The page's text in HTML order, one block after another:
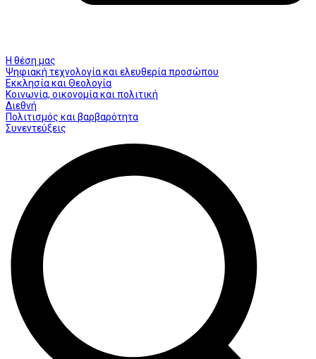
Η θέση μας
Ψηφιακή τεχνολογία και ελευθερία προσώπου
Εκκλησία και Θεολογία
Κοινωνία, οικονομία και πολιτική
Διεθνή
Πολιτισμός και βαρβαρότητα
Συνεντεύξεις